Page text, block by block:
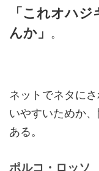
「これオハ
んか」
。
ネットでネタに
いやすいためか
ある。
ポルコ・ロッソ